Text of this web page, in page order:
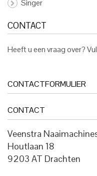
Singer
CONTACT
Heeft u een vraag over?
CONTACTFORMULIER
CONTACT
Veenstra
Houtlaan 18
9203 AT Drachten